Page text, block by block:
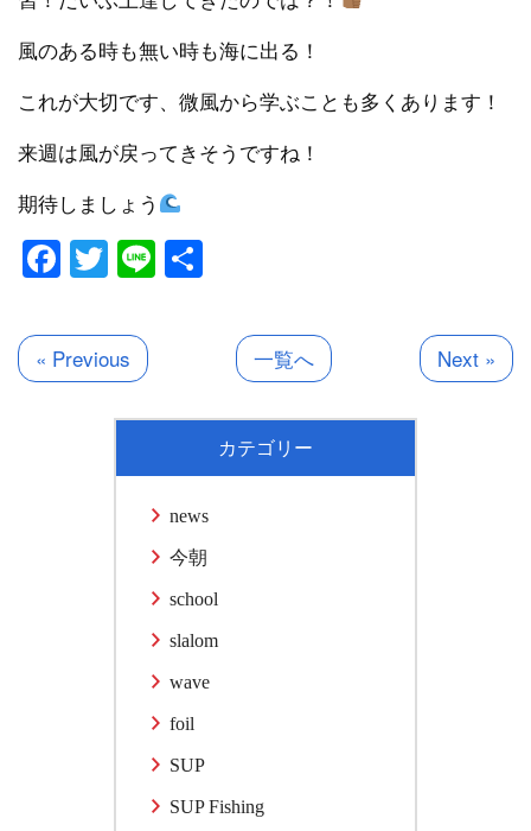
風のある時も無い時も海に出る！
これが大切です、微風から学ぶことも多くあります！
来週は風が戻ってきそうですね！
期待しましょう
Facebook
Twitter
Line
« Previous 一覧へ Next »
カテゴリー
news
今朝
school
slalom
wave
foil
SUP
SUP Fishing